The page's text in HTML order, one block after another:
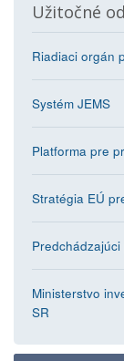
Užitočné
Riadiaci orgán
Systém JEMS
Platforma pre
Stratégia EÚ
Ministerstvo
SR